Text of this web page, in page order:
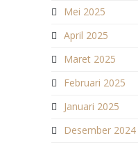
Mei 2025
April 2025
Maret 2025
Februari 2025
Januari 2025
Desember 2024